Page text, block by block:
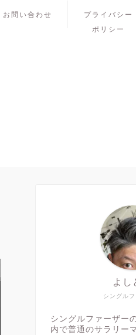
お問い合わせ
プライバシー
ポリシー
シングル
よし
シングルファーザー
内で普通のサラリー